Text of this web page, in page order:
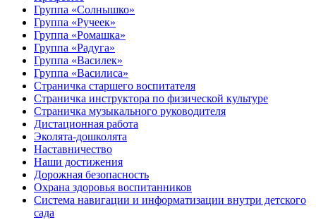
Группа «Солнышко»
Группа «Ручеек»
Группа «Ромашка»
Группа «Радуга»
Группа «Василек»
Группа «Василиса»
Страничка старшего воспитателя
Страничка инструктора по физической культуре
Страничка музыкального руководителя
Дистационная работа
Эколята-дошколята
Наставничество
Наши достижения
Дорожная безопасность
Охрана здоровья воспитанников
Система навигации и информатизации внутри детского
сада